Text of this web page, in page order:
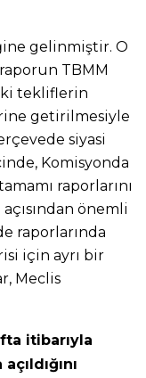
gelinmiştir. O
TBMM
tekliflerin
getirilmesiyle
siyasi
Komisyonda
raporlarını
önemli
raporlarında
için ayrı bir
Meclis
itibarıyla